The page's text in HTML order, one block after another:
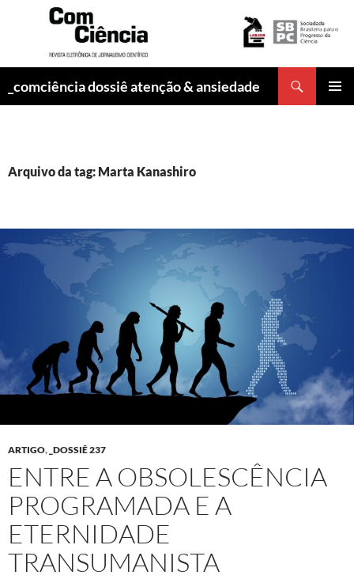
_comciência dossiê atenção & ansiedade
Arquivo da tag: Marta Kanashiro
ARTIGO, _DOSSIÊ 237
ENTRE A OBSOLESCÊNCIA
PROGRAMADA E A
ETERNIDADE
TRANSUMANISTA